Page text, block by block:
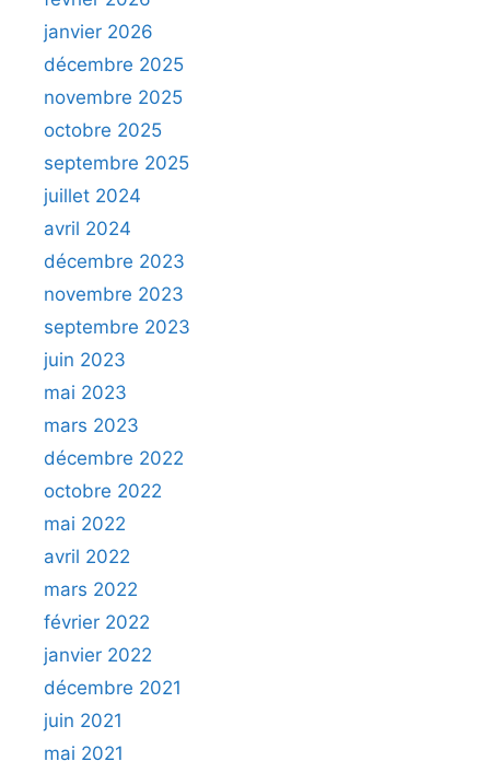
janvier 2026
décembre 2025
novembre 2025
octobre 2025
septembre 2025
juillet 2024
avril 2024
décembre 2023
novembre 2023
septembre 2023
juin 2023
mai 2023
mars 2023
décembre 2022
octobre 2022
mai 2022
avril 2022
mars 2022
février 2022
janvier 2022
décembre 2021
juin 2021
mai 2021